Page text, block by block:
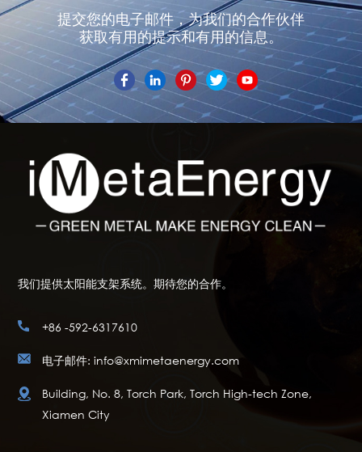
提交您的电子邮件，为我们的合作伙伴
获取有用的提示和有用的信息。
我们提供太阳能支架系统。期待您的合作。
+86 -592-6317610
电子邮件: info@xmimetaenergy.com
Building, No. 8, Torch Park, Torch High-tech Zone,
Xiamen City